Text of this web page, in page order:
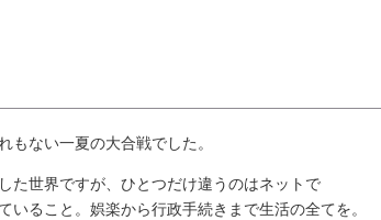
ない一夏の大合戦でした。
た世界ですが、ひとつだけ違うのはネットで
いること。娯楽から行政手続きまで生活の全てを。